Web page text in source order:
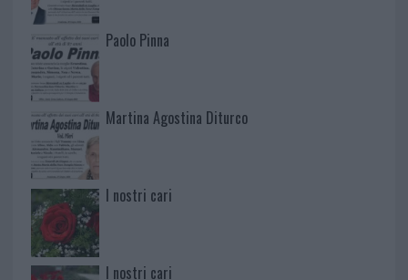
Paolo Pinna
Martina Agostina Diturco
I nostri cari
I nostri cari